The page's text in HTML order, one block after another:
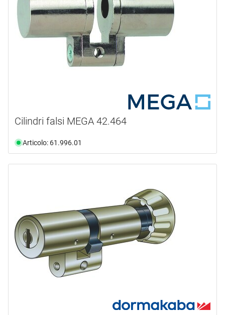
Cilindri falsi MEGA 42.464
Articolo: 61.996.01